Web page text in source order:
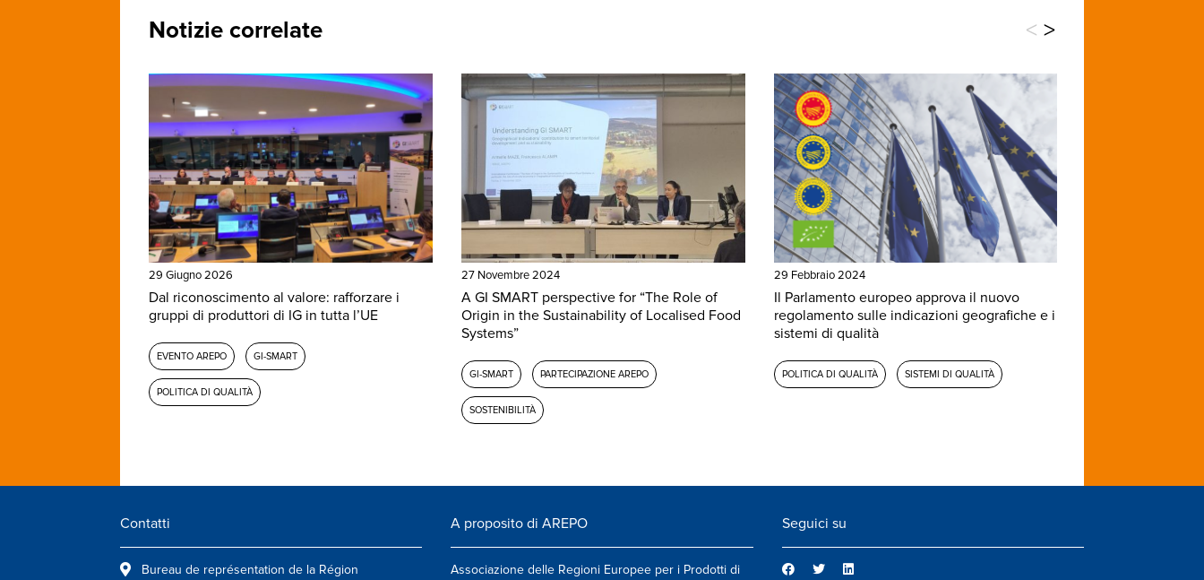
Notizie correlate < >
29 Giugno 2026
Dal riconoscimento al valore: rafforzare i
gruppi di produttori di IG in tutta l’UE
EVENTO AREPO GI-SMART
POLITICA DI QUALITÀ
27 Novembre 2024
A GI SMART perspective for “The Role of
Origin in the Sustainability of Localised Food
Systems”
GI-SMART PARTECIPAZIONE AREPO
SOSTENIBILITÀ
29 Febbraio 2024
Il Parlamento europeo approva il nuovo
regolamento sulle indicazioni geografiche e i
sistemi di qualità
POLITICA DI QUALITÀ SISTEMI DI QUALITÀ
Contatti
Bureau de représentation de la Région
A proposito di AREPO
Associazione delle Regioni Europee per i Prodotti di
Seguici su